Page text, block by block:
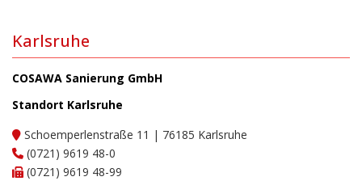
Karlsruhe
COSAWA Sanierung GmbH
Standort Karlsruhe
Schoemperlenstraße 11 | 76185 Karlsruhe
(0721) 9619 48-0
(0721) 9619 48-99